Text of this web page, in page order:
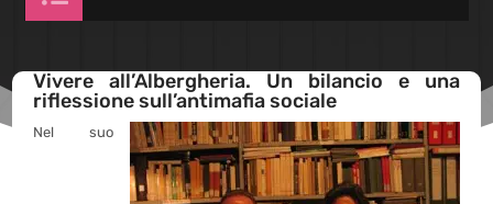
Vivere all’Albergheria. Un bilancio e una
riflessione sull’antimafia sociale
Nel suo